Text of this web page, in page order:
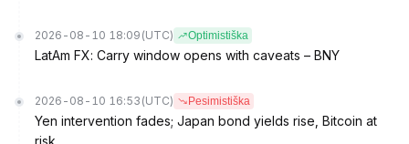
2026-08-10 18:09 (UTC) Optimistiška
LatAm FX: Carry window opens with caveats – BNY
2026-08-10 16:53 (UTC) Pesimistiška
Yen intervention fades; Japan bond yields rise, Bitcoin at
risk